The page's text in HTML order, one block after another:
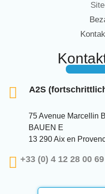
A2S
75 Avenue Marcellin
BAUEN E
13 290 Aix en
+33 (0) 4 12 28 00 69